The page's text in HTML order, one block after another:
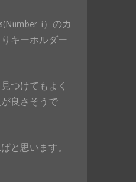
）のカ
キーホルダー
つけてもよく
良さそうで
と思います。